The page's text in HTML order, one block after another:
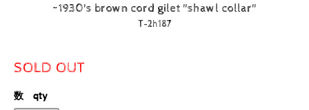
~1930's brown cord gilet "shawl collar"
T-2h187
SOLD OUT
数 qty